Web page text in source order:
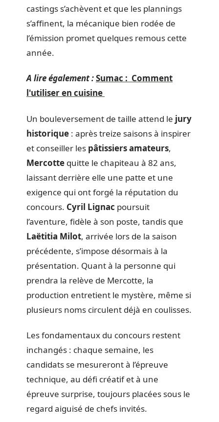
castings s’achèvent et que les plannings
s’affinent, la mécanique bien rodée de
l’émission promet quelques remous cette
année.
A lire également :Sumac : Comment
l'utiliser en cuisine
Un bouleversement de taille attend le jury
historique : après treize saisons à inspirer
et conseiller les pâtissiers amateurs,
Mercotte quitte le chapiteau à 82 ans,
laissant derrière elle une patte et une
exigence qui ont forgé la réputation du
concours. Cyril Lignac poursuit
l’aventure, fidèle à son poste, tandis que
Laëtitia Milot, arrivée lors de la saison
précédente, s’impose désormais à la
présentation. Quant à la personne qui
prendra la relève de Mercotte, la
production entretient le mystère, même si
plusieurs noms circulent déjà en coulisses.
Les fondamentaux du concours restent
inchangés : chaque semaine, les
candidats se mesureront à l’épreuve
technique, au défi créatif et à une
épreuve surprise, toujours placées sous le
regard aiguisé de chefs invités.